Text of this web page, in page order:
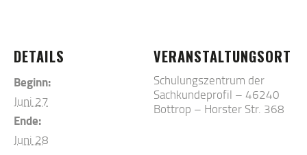
DETAILS
Beginn:
Juni 27
Ende:
Juni 28
VERANSTALTUNGSORT
Schulungszentrum der
Sachkundeprofil – 46240
Bottrop – Horster Str. 368